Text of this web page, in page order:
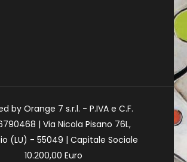
by Orange 7 s.r.l. - P.IVA e C.F.
| Via Nicola Pisano 76L,
(LU) - 55049 | Capitale Sociale
10.200,00 Euro